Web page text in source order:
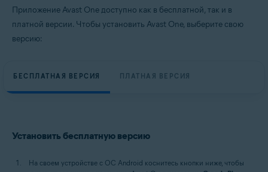
Приложение Avast One доступно как в бесплатной, так и в
платной версии. Чтобы установить Avast One, выберите свою
версию:
БЕСПЛАТНАЯ ВЕРСИЯ ПЛАТНАЯ ВЕРСИЯ
Установить бесплатную версию
На своем устройстве с ОС Android коснитесь кнопки ниже, чтобы